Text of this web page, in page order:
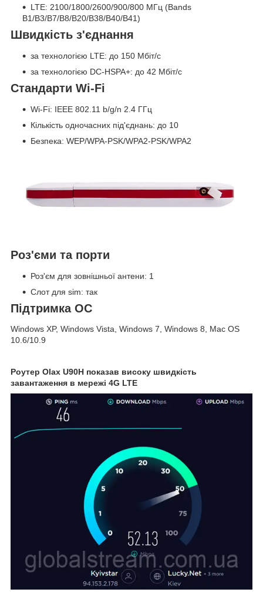
LTE: 2100/1800/2600/900/800 МГц (Bands
B1/B3/B7/B8/B20/B38/B40/B41)
Швидкість з'єднання
за технологією LTE: до 150 Мбіт/с
за технологією DC-HSPA+: до 42 Мбіт/с
Стандарти Wi-Fi
Wi-Fi: IEEE 802.11 b/g/n 2.4 ГГц
Кількість одночасних під'єднань: до 10
Безпека: WEP/WPA-PSK/WPA2-PSK/WPA2
Роз'єми та порти
Роз'єм для зовнішньої антени: 1
Слот для sim: так
Підтримка ОС
Windows XP, Windows Vista, Windows 7, Windows 8, Mac OS
10.6/10.9
Роутер Olax U90H показав високу швидкість
завантаження в мережі 4G LTE